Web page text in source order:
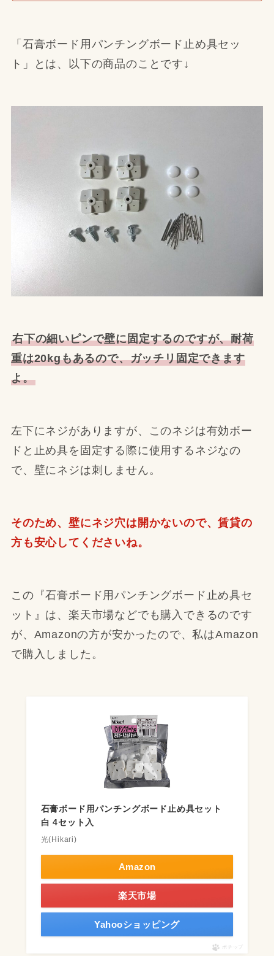
「石膏ボード用パンチングボード止め具セッ
ト」とは、以下の商品のことです↓
右下の細いピンで壁に固定するのですが、耐荷
重は20kgもあるので、ガッチリ固定できます
よ。
左下にネジがありますが、このネジは有効ボー
ドと止め具を固定する際に使用するネジなの
で、壁にネジは刺しません。
そのため、壁にネジ穴は開かないので、賃貸の
方も安心してくださいね。
この『石膏ボード用パンチングボード止め具セ
ット』は、楽天市場などでも購入できるのです
が、Amazonの方が安かったので、私はAmazon
で購入しました。
石膏ボード用パンチングボード止め具セット
白 4セット入
光(Hikari)
Amazon
楽天市場
Yahooショッピング
ポチップ